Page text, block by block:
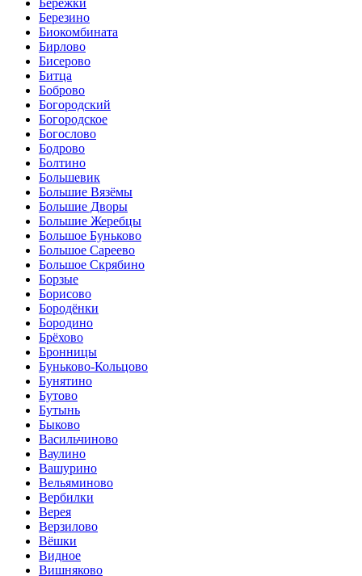
Бережки
Березино
Биокомбината
Бирлово
Бисерово
Битца
Боброво
Богородский
Богородское
Богослово
Бодрово
Болтино
Большевик
Большие Вязёмы
Большие Дворы
Большие Жеребцы
Большое Буньково
Большое Сареево
Большое Скрябино
Борзые
Борисово
Бородёнки
Бородино
Брёхово
Бронницы
Буньково-Кольцово
Бунятино
Бутово
Бутынь
Быково
Васильчиново
Ваулино
Вашурино
Вельяминово
Вербилки
Верея
Верзилово
Вёшки
Видное
Вишняково